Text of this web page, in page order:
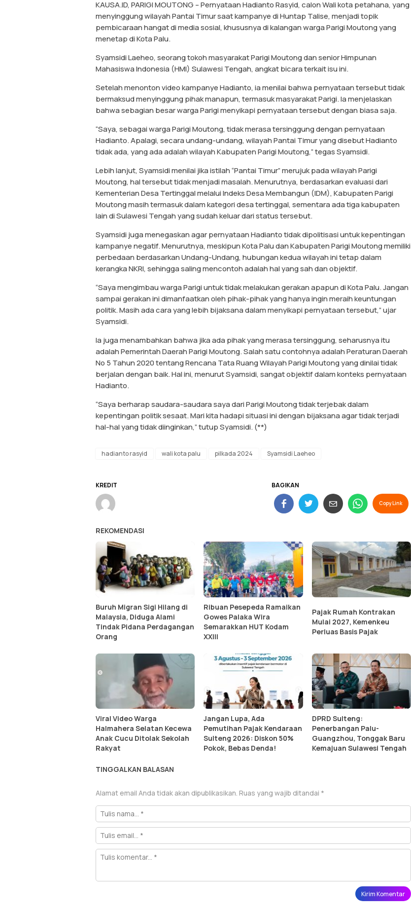
KAUSA.ID, PARIGI MOUTONG – Pernyataan Hadianto Rasyid, calon Wali kota petahana, yang
menyinggung wilayah Pantai Timur saat kampanye di Huntap Talise, menjadi topik
pembicaraan hangat di media sosial, khususnya di kalangan warga Parigi Moutong yang
menetap di Kota Palu.
Syamsidi Laeheo, seorang tokoh masyarakat Parigi Moutong dan senior Himpunan
Mahasiswa Indonesia (HMI) Sulawesi Tengah, angkat bicara terkait isu ini.
Setelah menonton video kampanye Hadianto, ia menilai bahwa pernyataan tersebut tidak
bermaksud menyinggung pihak manapun, termasuk masyarakat Parigi. Ia menjelaskan
bahwa sebagian besar warga Parigi menyikapi pernyataan tersebut dengan biasa saja.
“Saya, sebagai warga Parigi Moutong, tidak merasa tersinggung dengan pernyataan
Hadianto. Apalagi, secara undang-undang, wilayah Pantai Timur yang disebut Hadianto
tidak ada, yang ada adalah wilayah Kabupaten Parigi Moutong,” tegas Syamsidi.
Lebih lanjut, Syamsidi menilai jika istilah “Pantai Timur” merujuk pada wilayah Parigi
Moutong, hal tersebut tidak menjadi masalah. Menurutnya, berdasarkan evaluasi dari
Kementerian Desa Tertinggal melalui Indeks Desa Membangun (IDM), Kabupaten Parigi
Moutong masih termasuk dalam kategori desa tertinggal, sementara ada tiga kabupaten
lain di Sulawesi Tengah yang sudah keluar dari status tersebut.
Syamsidi juga menegaskan agar pernyataan Hadianto tidak dipolitisasi untuk kepentingan
kampanye negatif. Menurutnya, meskipun Kota Palu dan Kabupaten Parigi Moutong memiliki
perbedaan berdasarkan Undang-Undang, hubungan kedua wilayah ini tetap dalam
kerangka NKRI, sehingga saling mencontoh adalah hal yang sah dan objektif.
“Saya mengimbau warga Parigi untuk tidak melakukan gerakan apapun di Kota Palu. Jangan
sampai gerakan ini dimanfaatkan oleh pihak-pihak yang hanya ingin meraih keuntungan
politik. Masih ada cara yang lebih bijaksana dalam menyikapi pernyataan tersebut,” ujar
Syamsidi.
Ia juga menambahkan bahwa jika ada pihak yang merasa tersinggung, seharusnya itu
adalah Pemerintah Daerah Parigi Moutong. Salah satu contohnya adalah Peraturan Daerah
No 5 Tahun 2020 tentang Rencana Tata Ruang Wilayah Parigi Moutong yang dinilai tidak
berjalan dengan baik. Hal ini, menurut Syamsidi, sangat objektif dalam konteks pernyataan
Hadianto.
“Saya berharap saudara-saudara saya dari Parigi Moutong tidak terjebak dalam
kepentingan politik sesaat. Mari kita hadapi situasi ini dengan bijaksana agar tidak terjadi
hal-hal yang tidak diinginkan,” tutup Syamsidi. (**)
hadianto rasyid wali kota palu pilkada 2024 Syamsidi Laeheo
KREDIT BAGIKAN
Copy Link
REKOMENDASI
Buruh Migran Sigi Hilang di
Malaysia, Diduga Alami
Tindak Pidana Perdagangan
Orang
Ribuan Pesepeda Ramaikan
Gowes Palaka Wira
Semarakkan HUT Kodam
XXIII
Pajak Rumah Kontrakan
Mulai 2027, Kemenkeu
Perluas Basis Pajak
Viral Video Warga
Halmahera Selatan Kecewa
Anak Cucu Ditolak Sekolah
Rakyat
Jangan Lupa, Ada
Pemutihan Pajak Kendaraan
Sulteng 2026: Diskon 50%
Pokok, Bebas Denda!
DPRD Sulteng:
Penerbangan Palu-
Guangzhou, Tonggak Baru
Kemajuan Sulawesi Tengah
TINGGALKAN BALASAN
Alamat email Anda tidak akan dipublikasikan. Ruas yang wajib ditandai *